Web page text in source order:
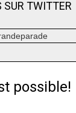
SUR TWITTER
possible!